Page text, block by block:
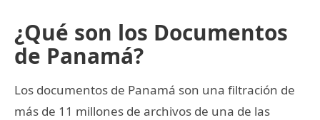
¿Qué son los Documentos
de Panamá?
Los documentos de Panamá son una filtración de
más de 11 millones de archivos de una de las